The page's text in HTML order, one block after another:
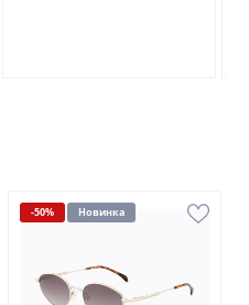
-50% Новинка